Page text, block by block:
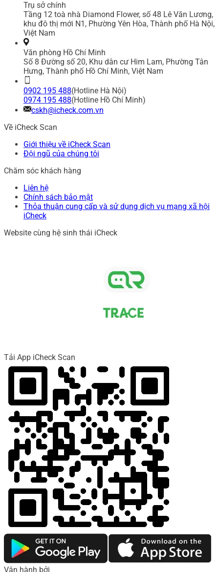
Trụ sở chính
Tầng 12 toà nhà Diamond Flower, số 48 Lê Văn Lương,
khu đô thị mới N1, Phường Yên Hòa, Thành phố Hà Nội,
Việt Nam
Văn phòng Hồ Chí Minh
Số 8 Đường số 20, Khu dân cư Him Lam, Phường Tân
Hưng, Thành phố Hồ Chí Minh, Việt Nam
0902 195 488(Hotline Hà Nội)
0974 195 488(Hotline Hồ Chí Minh)
cskh@icheck.com.vn
Về iCheck Scan
Giới thiệu về iCheck Scan
Đội ngũ của chúng tôi
Chăm sóc khách hàng
Liên hệ
Chính sách bảo mật
Thỏa thuận cung cấp và sử dụng dịch vụ mạng xã hội
iCheck
Website cùng hệ sinh thái iCheck
Tải App iCheck Scan
Vận hành bởi